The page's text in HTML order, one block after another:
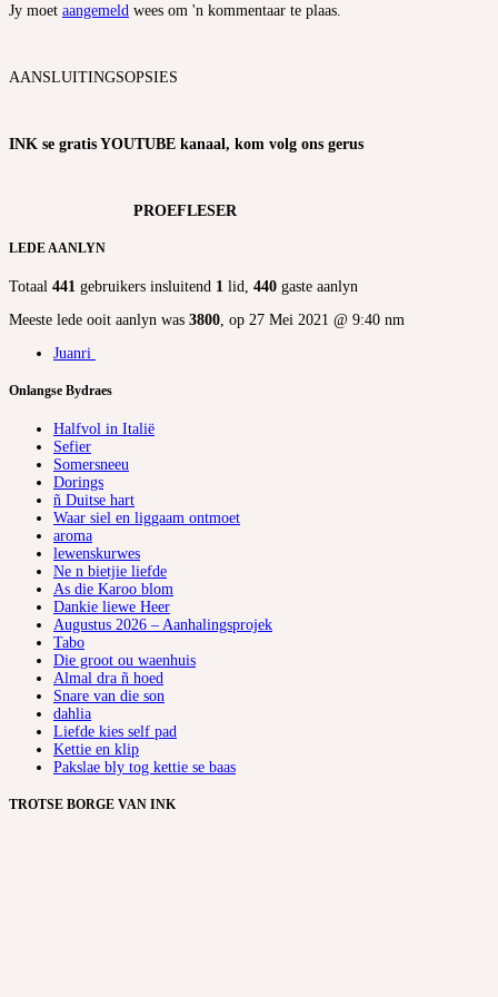
Jy moet aangemeld wees om 'n kommentaar te plaas.
AANSLUITINGSOPSIES
INK se gratis YOUTUBE kanaal, kom volg ons gerus
PROEFLESER
LEDE AANLYN
Totaal 441 gebruikers insluitend 1 lid, 440 gaste aanlyn
Meeste lede ooit aanlyn was 3800 , op 27 Mei 2021 @ 9:40 nm
Juanri
Onlangse Bydraes
Halfvol in Italië
Sefier
Somersneeu
Dorings
ñ Duitse hart
Waar siel en liggaam ontmoet
aroma
lewenskurwes
Ne n bietjie liefde
As die Karoo blom
Dankie liewe Heer
Augustus 2026 – Aanhalingsprojek
Tabo
Die groot ou waenhuis
Almal dra ñ hoed
Snare van die son
dahlia
Liefde kies self pad
Kettie en klip
Pakslae bly tog kettie se baas
TROTSE BORGE VAN INK